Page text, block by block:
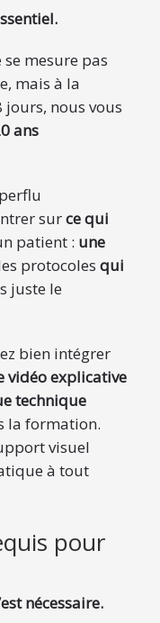
se mesure pas
mais à la
jours, nous vous
ans
surce qui
patient : une
protocoles qui
juste le
bien intégrer
vidéo explicative
technique
la formation.
visuel
à tout
pour
nécessaire.